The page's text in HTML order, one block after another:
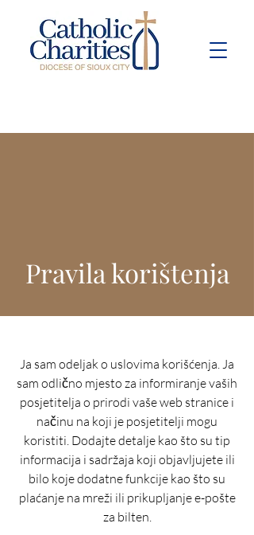
Pravila korištenja
Ja sam odeljak o uslovima korišćenja. Ja
sam odlično mjesto za informiranje vaših
posjetitelja o prirodi vaše web stranice i
načinu na koji je posjetitelji mogu
koristiti. Dodajte detalje kao što su tip
informacija i sadržaja koji objavljujete ili
bilo koje dodatne funkcije kao što su
plaćanje na mreži ili prikupljanje e-pošte
za bilten.